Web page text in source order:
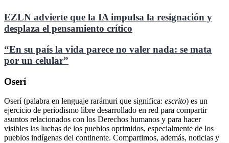
EZLN advierte que la IA impulsa la resignación y
desplaza el pensamiento crítico
“En su país la vida parece no valer nada: se mata
por un celular”
Oserí
Oserí (palabra en lenguaje rarámuri que significa: escrito) es un
ejercicio de periodismo libre desarrollado en red para compartir
asuntos relacionados con los Derechos humanos y para hacer
visibles las luchas de los pueblos oprimidos, especialmente de los
pueblos indígenas del continente. Compartimos, además, noticias y